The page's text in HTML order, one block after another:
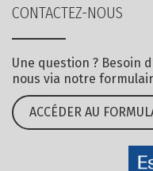
CONTACTEZ-NOUS
Une question ? Besoin
nous via notre
ACCÉDER AU